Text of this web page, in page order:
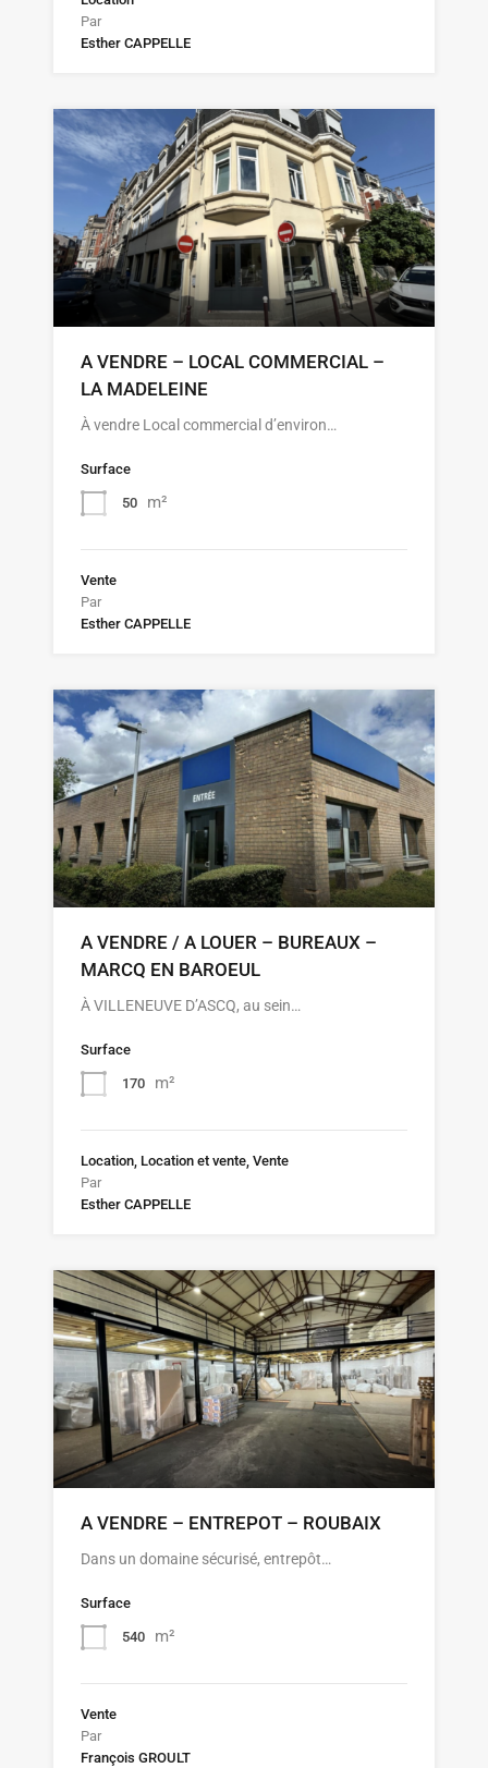
Par
Esther CAPPELLE
A VENDRE – LOCAL COMMERCIAL –
LA MADELEINE
À vendre Local commercial d’environ…
Surface
50 m²
Vente
Par
Esther CAPPELLE
A VENDRE / A LOUER – BUREAUX –
MARCQ EN BAROEUL
À VILLENEUVE D’ASCQ, au sein…
Surface
170 m²
Location, Location et vente, Vente
Par
Esther CAPPELLE
A VENDRE – ENTREPOT – ROUBAIX
Dans un domaine sécurisé, entrepôt…
Surface
540 m²
Vente
Par
François GROULT